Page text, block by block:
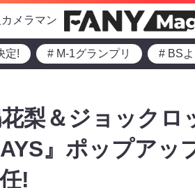
メラマン
定! # M-1グランプリ # BS
梨＆ジョックロ
』ポップア
!